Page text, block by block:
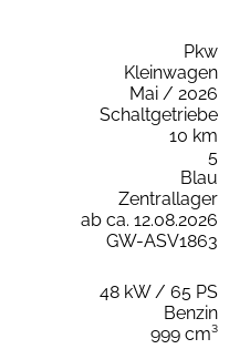
Pkw
Kleinwagen
Mai / 2026
Schaltgetriebe
10 km
5
Blau
Zentrallager
ab ca. 12.08.2026
GW-ASV1863
48 kW / 65 PS
Benzin
999 cm³